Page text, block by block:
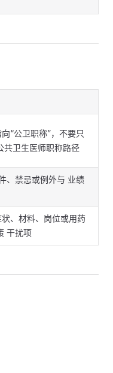
“公卫职称”，不要只
共卫生医师职称路径
、禁忌或例外与 业绩
、材料、岗位或用药
干扰项